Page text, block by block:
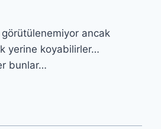
ancak
yerine koyabilirler…
bunlar…